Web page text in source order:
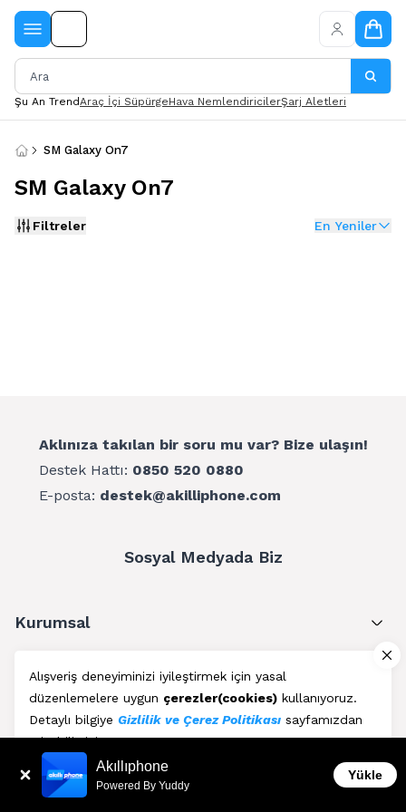
Alışveriş deneyiminizi iyileştirmek için yasal
düzenlemelere uygun çerezler(cookies) kullanıyoruz.
Detaylı bilgiye Gizlilik ve Çerez Politikası sayfamızdan
erişebilirsiniz.
Kabul Et
Şu An TrendAraç İçi SüpürgeHava NemlendiricilerŞarj Aletleri
SM Galaxy On7
SM Galaxy On7
Filtreler En Yeniler
Aklınıza takılan bir soru mu var? Bize ulaşın!
Destek Hattı: 0850 520 0880
E-posta: destek@akilliphone.com
Sosyal Medyada Biz
Kurumsal
Müşteri Hizmetleri
Üyelik
Blog Akıllıphone
Powered By Yuddy
Yükle